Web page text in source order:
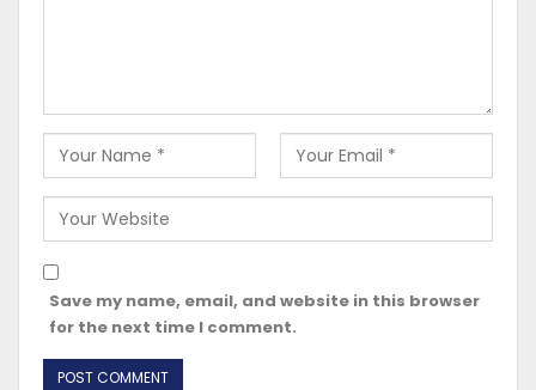
Save my name, email, and website in this browser
for the next time I comment.